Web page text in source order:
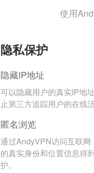
使用
隐私保护
隐藏IP地址
可以隐藏用户的真实IP地
止第三方追踪用户的在线活
匿名浏览
通过AndyVPN访问互联网
的真实身份和位置信息得
护。